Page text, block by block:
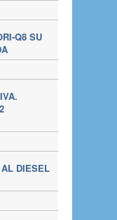
Q8 SU
DIESEL